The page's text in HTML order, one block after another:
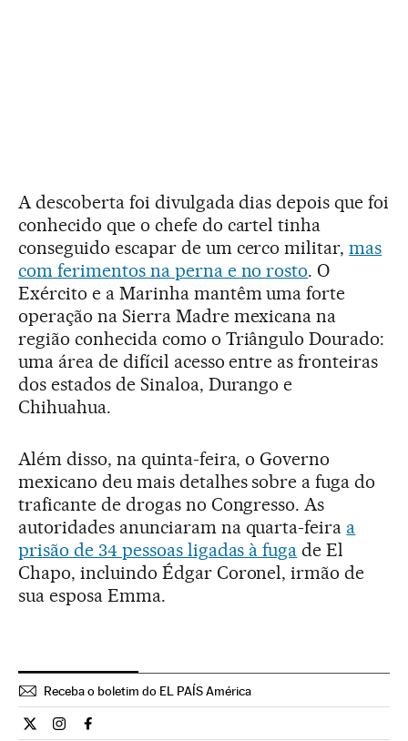
A descoberta foi divulgada dias depois que foi
conhecido que o chefe do cartel tinha
conseguido escapar de um cerco militar,mas
com ferimentos na perna e no rosto. O
Exército e a Marinha mantêm uma forte
operação na Sierra Madre mexicana na
região conhecida como o Triângulo Dourado:
uma área de difícil acesso entre as fronteiras
dos estados de Sinaloa, Durango e
Chihuahua.
Além disso, na quinta-feira, o Governo
mexicano deu mais detalhes sobre a fuga do
traficante de drogas no Congresso. As
autoridades anunciaram na quarta-feira a
prisão de 34 pessoas ligadas à fuga de El
Chapo, incluindo Édgar Coronel, irmão de
sua esposa Emma.
Receba o boletim do EL PAÍS América
Internacional El País Brasil en Twitter
Internacional El País Brasil en Instagram
Internacional El País Brasil en Facebook